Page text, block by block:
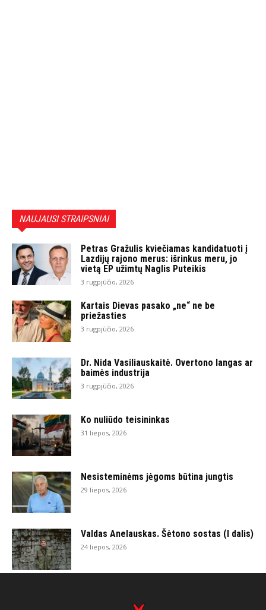
NAUJAUSI STRAIPSNIAI
Petras Gražulis kviečiamas kandidatuoti į
Lazdijų rajono merus: išrinkus meru, jo
vietą EP užimtų Naglis Puteikis
3 rugpjūčio, 2026
Kartais Dievas pasako „ne“ ne be
priežasties
3 rugpjūčio, 2026
Dr. Nida Vasiliauskaitė. Overtono langas ar
baimės industrija
3 rugpjūčio, 2026
Ko nuliūdo teisininkas
31 liepos, 2026
Nesisteminėms jėgoms būtina jungtis
29 liepos, 2026
Valdas Anelauskas. Šėtono sostas (I dalis)
24 liepos, 2026